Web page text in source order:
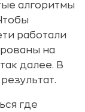
алгоритмы
работали
на
далее. В
где